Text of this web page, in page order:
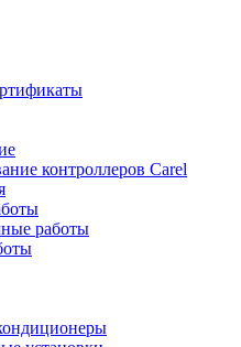
контроллеров Carel
работы